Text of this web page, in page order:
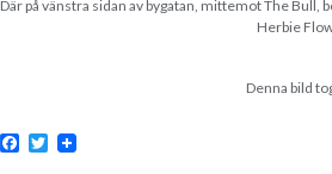
Där på vänstra sidan av bygatan, mittemot The Bull,
Herbie
Denna bild
F
T